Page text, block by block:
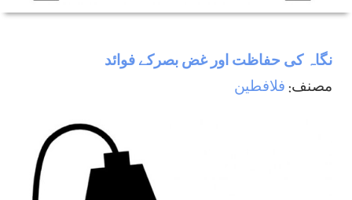
نگاہ كی حفاظت اور غض بصركے فوائد
مصنف: فلافطين